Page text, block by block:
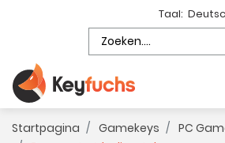
Taal:
Startpagina Gamekeys
PC